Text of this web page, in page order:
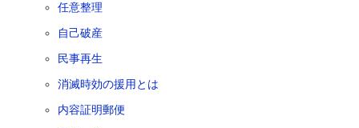
任意整理
自己破産
民事再生
消滅時効の援用とは
内容証明郵便